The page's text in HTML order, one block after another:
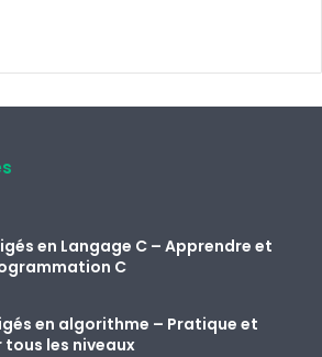
en Langage C – Apprendre et
C
en algorithme – Pratique et
les niveaux